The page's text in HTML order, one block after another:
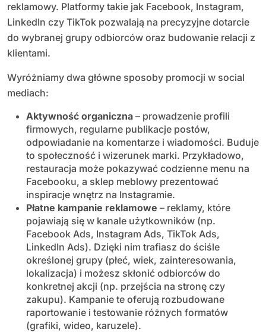
reklamowy. Platformy takie jak Facebook, Instagram,
LinkedIn czy TikTok pozwalają na precyzyjne dotarcie
do wybranej grupy odbiorców oraz budowanie relacji z
klientami.
Wyróżniamy dwa główne sposoby promocji w social
mediach:
Aktywność organiczna – prowadzenie profili
firmowych, regularne publikacje postów,
odpowiadanie na komentarze i wiadomości. Buduje
to społeczność i wizerunek marki. Przykładowo,
restauracja może pokazywać codzienne menu na
Facebooku, a sklep meblowy prezentować
inspiracje wnętrz na Instagramie.
Płatne kampanie reklamowe – reklamy, które
pojawiają się w kanale użytkowników (np.
Facebook Ads, Instagram Ads, TikTok Ads,
LinkedIn Ads). Dzięki nim trafiasz do ściśle
określonej grupy (płeć, wiek, zainteresowania,
lokalizacja) i możesz skłonić odbiorców do
konkretnej akcji (np. przejścia na stronę czy
zakupu). Kampanie te oferują rozbudowane
raportowanie i testowanie różnych formatów
(grafiki, wideo, karuzele).